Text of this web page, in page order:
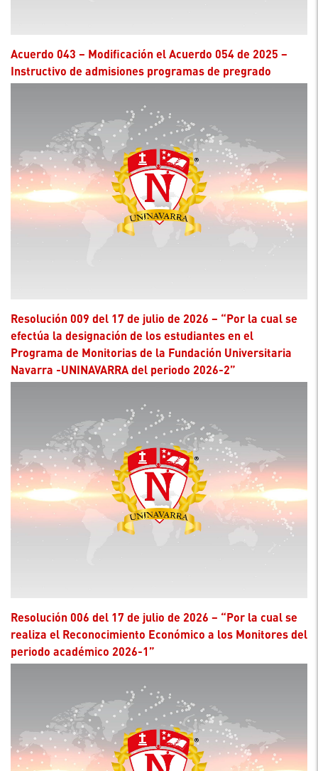
Acuerdo 043 – Modificación el Acuerdo 054 de 2025 –
Instructivo de admisiones programas de pregrado
Resolución 009 del 17 de julio de 2026 – “Por la cual se
efectúa la designación de los estudiantes en el
Programa de Monitorias de la Fundación Universitaria
Navarra -UNINAVARRA del periodo 2026-2”
Resolución 006 del 17 de julio de 2026 – “Por la cual se
realiza el Reconocimiento Económico a los Monitores del
periodo académico 2026-1”